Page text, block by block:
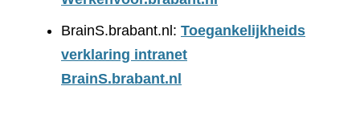
BrainS.brabant.nl: Toegankelijkheids
verklaring intranet
BrainS.brabant.nl